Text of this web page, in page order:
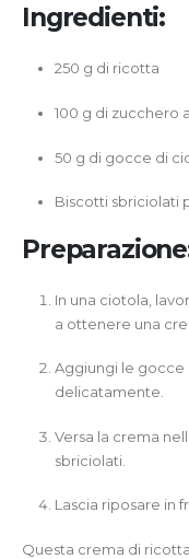
Ingredienti:
250 g di ricotta
100 g di zucchero
50 g di gocce di
Biscotti sbriciolati
In una ciotola,
a ottenere una
Aggiungi le
delicatamente.
Versa la crema
sbriciolati.
Lascia riposare in
Questa crema di